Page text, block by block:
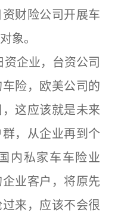
财险公司开展车
象。
资企业，台资公司
险，欧美公司的
这应该就是未来
，从企业再到个
内私家车车险业
业客户，将原先
来，应该不会很